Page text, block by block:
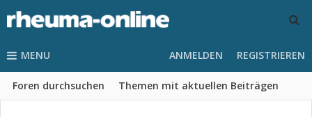
MENU
Foren durchsuchen Themen mit aktuellen Beiträgen
ANMELDEN REGISTRIEREN